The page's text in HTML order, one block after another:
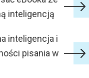
inteligencją
inteligencja i
pisania w